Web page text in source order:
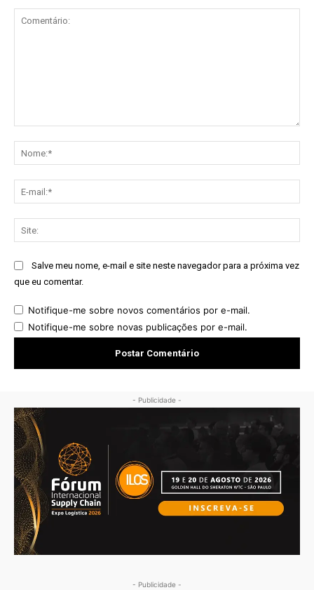
Salve meu nome, e-mail e site neste navegador para a próxima vez
que eu comentar.
Notifique-me sobre novos comentários por e-mail.
Notifique-me sobre novas publicações por e-mail.
- Publicidade -
- Publicidade -